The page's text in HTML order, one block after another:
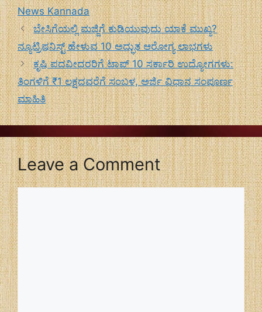
News Kannada
ಬೇಸಿಗೆಯಲ್ಲಿ ಮಜ್ಜಿಗೆ ಕುಡಿಯುವುದು ಯಾಕೆ ಮುಖ್ಯ?
ನ್ಯೂಟ್ರಿಷನಿಸ್ಟ್ ಹೇಳುವ 10 ಅದ್ಭುತ ಆರೋಗ್ಯ ಲಾಭಗಳು
ಕೃಷಿ ಪದವೀಧರರಿಗೆ ಟಾಪ್ 10 ಸರ್ಕಾರಿ ಉದ್ಯೋಗಗಳು:
ತಿಂಗಳಿಗೆ ₹1 ಲಕ್ಷದವರೆಗೆ ಸಂಬಳ, ಅರ್ಜಿ ವಿಧಾನ ಸಂಪೂರ್ಣ
ಮಾಹಿತಿ
Leave a Comment
Comment